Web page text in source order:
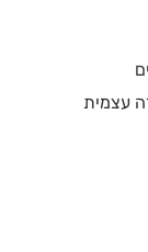
עצמית